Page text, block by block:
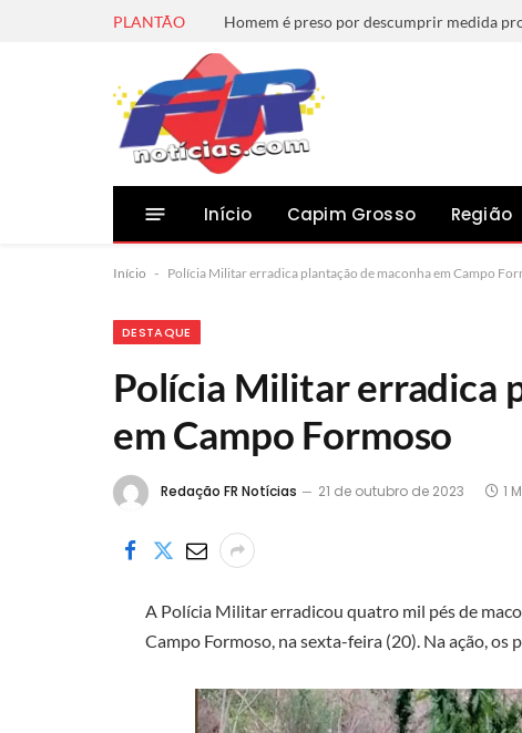
PLANTÃO
Início Capim Grosso Região
Início - Polícia Militar erradica plantação de maconha em Campo
DESTAQUE
Polícia Militar erradica
em Campo Formoso
Redação FR Notícias 21 de outubro de 2023 1
A Polícia Militar erradicou quatro mil pés de
Campo Formoso, na sexta-feira (20). Na ação,